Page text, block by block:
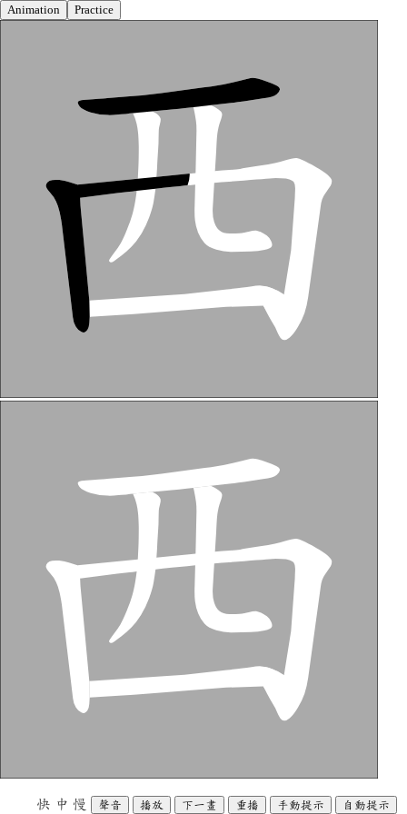
Animation Practice
快 中 慢 聲音 播放 下一畫 重播 手動提示 自動提示